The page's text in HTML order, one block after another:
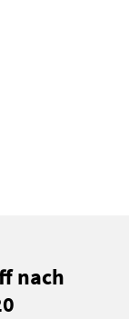
nach